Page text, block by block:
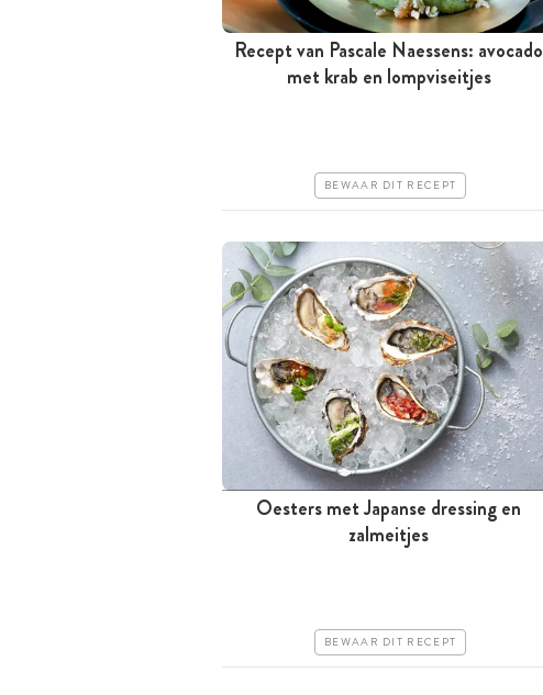
Minder dan 30 minuten
Recept van Pascale Naessens: avocado
met krab en lompviseitjes
BEWAAR DIT RECEPT
Minder dan 30 minuten
Oesters met Japanse dressing en
zalmeitjes
BEWAAR DIT RECEPT